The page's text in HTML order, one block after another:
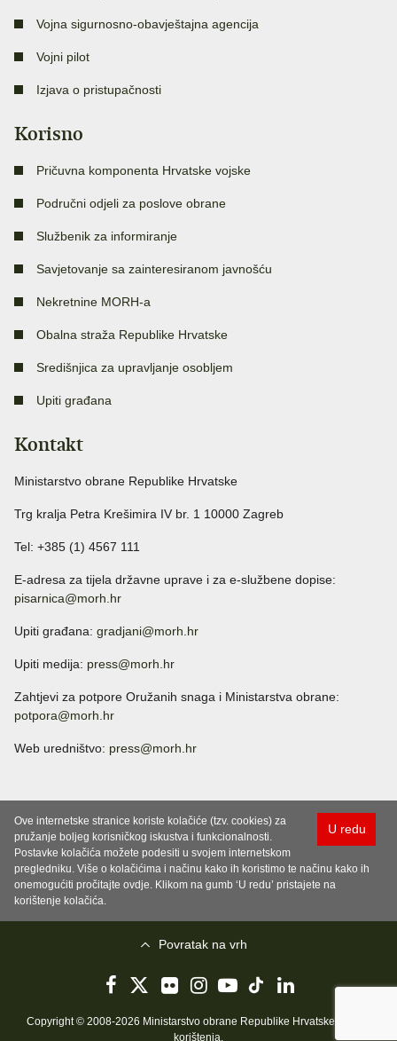
Vojna sigurnosno-obavještajna agencija
Vojni pilot
Izjava o pristupačnosti
Korisno
Pričuvna komponenta Hrvatske vojske
Područni odjeli za poslove obrane
Službenik za informiranje
Savjetovanje sa zainteresiranom javnošću
Nekretnine MORH-a
Obalna straža Republike Hrvatske
Središnjica za upravljanje osobljem
Upiti građana
Kontakt
Ministarstvo obrane Republike Hrvatske
Trg kralja Petra Krešimira IV br. 1 10000 Zagreb
Tel: +385 (1) 4567 111
E-adresa za tijela državne uprave i za e-službene dopise:
pisarnica@morh.hr
Upiti građana: gradjani@morh.hr
Upiti medija: press@morh.hr
Zahtjevi za potpore Oružanih snaga i Ministarstva obrane:
potpora@morh.hr
Web uredništvo: press@morh.hr
U redu
Ove internetske stranice koriste kolačiće (tzv. cookies) za
pružanje boljeg korisničkog iskustva i funkcionalnosti.
Postavke kolačića možete podesiti u svojem internetskom
pregledniku. Više o kolačićima i načinu kako ih koristimo te načinu kako ih
onemogućiti pročitajte ovdje. Klikom na gumb ‘U redu’ pristajete na
korištenje kolačića.
Povratak na vrh
Copyright © 2008-2026 Ministarstvo obrane Republike Hrvatske..
korištenja.